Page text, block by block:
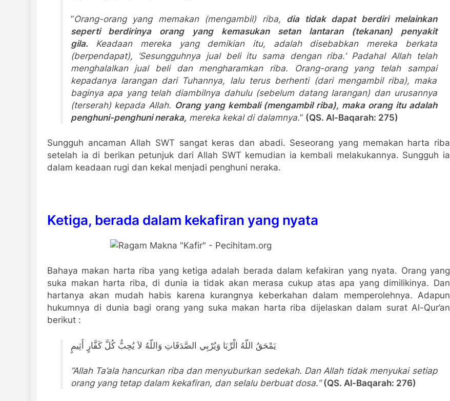
”Orang-orang yang memakan (mengambil) riba, dia tidak dapat berdiri melainkan
seperti berdirinya orang yang kemasukan setan lantaran (tekanan) penyakit
gila. Keadaan mereka yang demikian itu, adalah disebabkan mereka berkata
(berpendapat), ‘Sesungguhnya jual beli itu sama dengan riba.’ Padahal Allah telah
menghalalkan jual beli dan mengharamkan riba. Orang-orang yang telah sampai
kepadanya larangan dari Tuhannya, lalu terus berhenti (dari mengambil riba), maka
baginya apa yang telah diambilnya dahulu (sebelum datang larangan) dan urusannya
(terserah) kepada Allah. Orang yang kembali (mengambil riba), maka orang itu adalah
penghuni-penghuni neraka, mereka kekal di dalamnya.” (QS. Al-Baqarah: 275)
Sungguh ancaman Allah SWT sangat keras dan abadi. Seseorang yang memakan harta riba
setelah ia di berikan petunjuk dari Allah SWT kemudian ia kembali melakukannya. Sungguh ia
dalam keadaan rugi dan kekal menjadi penghuni neraka.
Ketiga, berada dalam kekafiran yang nyata
Bahaya makan harta riba yang ketiga adalah berada dalam kefakiran yang nyata. Orang yang
suka makan harta riba, di dunia ia tidak akan merasa cukup atas apa yang dimilikinya. Dan
hartanya akan mudah habis karena kurangnya keberkahan dalam memperolehnya. Adapun
hukumnya di dunia bagi orang yang suka makan harta riba dijelaskan dalam surat Al-Qur’an
berikut :
يَمْحَقُ اللّهُ الْرِّبَا وَيُرْبِي الصَّدَقَاتِ وَاللّهُ لاَ يُحِبُّ كُلَّ كَفَّارٍ أَثِيمٍ
”Allah Ta’ala hancurkan riba dan menyuburkan sedekah. Dan Allah tidak menyukai setiap
orang yang tetap dalam kekafiran, dan selalu berbuat dosa.” (QS. Al-Baqarah: 276)